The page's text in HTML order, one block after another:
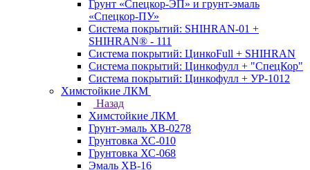
Грунт «Спецкор-ЭП» и грунт-эмаль
«Спецкор-ПУ»
Система покрытий: SHIHRAN-01 +
SHIHRAN® - 111
Система покрытий: ЦинкоFull + SHIHRAN
Система покрытий: Цинкофулл + "СпецКор"
Система покрытий: Цинкофулл + УР-1012
Химстойкие ЛКМ
Назад
Химстойкие ЛКМ
Грунт-эмаль ХВ-0278
Грунтовка ХС-010
Грунтовка ХС-068
Эмаль ХВ-16